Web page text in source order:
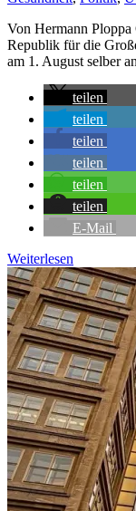
Von Hermann
Republik für die
am 1. August selber
teilen
teilen
teilen
teilen
teilen
teilen
E-Mail
Weiterlesen